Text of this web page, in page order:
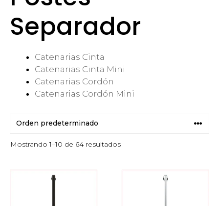
Separador
Catenarias Cinta
Catenarias Cinta Mini
Catenarias Cordón
Catenarias Cordón Mini
Mostrando 1–10 de 64 resultados